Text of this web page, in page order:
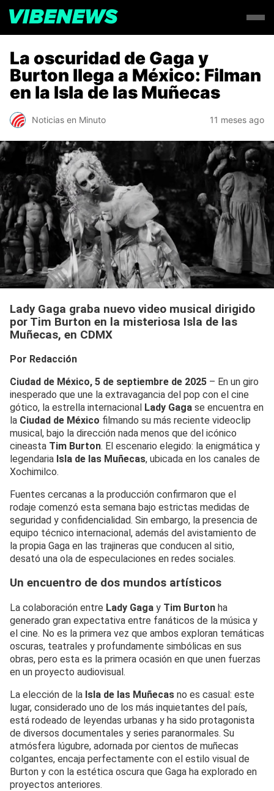
La oscuridad de Gaga y
Burton llega a México: Filman
en la Isla de las Muñecas
Noticias en Minuto 11 meses ago
Lady Gaga graba nuevo video musical dirigido
por Tim Burton en la misteriosa Isla de las
Muñecas, en CDMX
Por Redacción
Ciudad de México, 5 de septiembre de 2025 – En un giro
inesperado que une la extravagancia del pop con el cine
gótico, la estrella internacional Lady Gaga se encuentra en
la Ciudad de México filmando su más reciente videoclip
musical, bajo la dirección nada menos que del icónico
cineasta Tim Burton. El escenario elegido: la enigmática y
legendaria Isla de las Muñecas, ubicada en los canales de
Xochimilco.
Fuentes cercanas a la producción confirmaron que el
rodaje comenzó esta semana bajo estrictas medidas de
seguridad y confidencialidad. Sin embargo, la presencia de
equipo técnico internacional, además del avistamiento de
la propia Gaga en las trajineras que conducen al sitio,
desató una ola de especulaciones en redes sociales.
Un encuentro de dos mundos artísticos
La colaboración entre Lady Gaga y Tim Burton ha
generado gran expectativa entre fanáticos de la música y
el cine. No es la primera vez que ambos exploran temáticas
oscuras, teatrales y profundamente simbólicas en sus
obras, pero esta es la primera ocasión en que unen fuerzas
en un proyecto audiovisual.
La elección de la Isla de las Muñecas no es casual: este
lugar, considerado uno de los más inquietantes del país,
está rodeado de leyendas urbanas y ha sido protagonista
de diversos documentales y series paranormales. Su
atmósfera lúgubre, adornada por cientos de muñecas
colgantes, encaja perfectamente con el estilo visual de
Burton y con la estética oscura que Gaga ha explorado en
proyectos anteriores.